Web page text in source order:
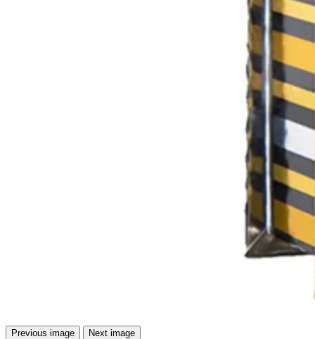
Previous image Next image